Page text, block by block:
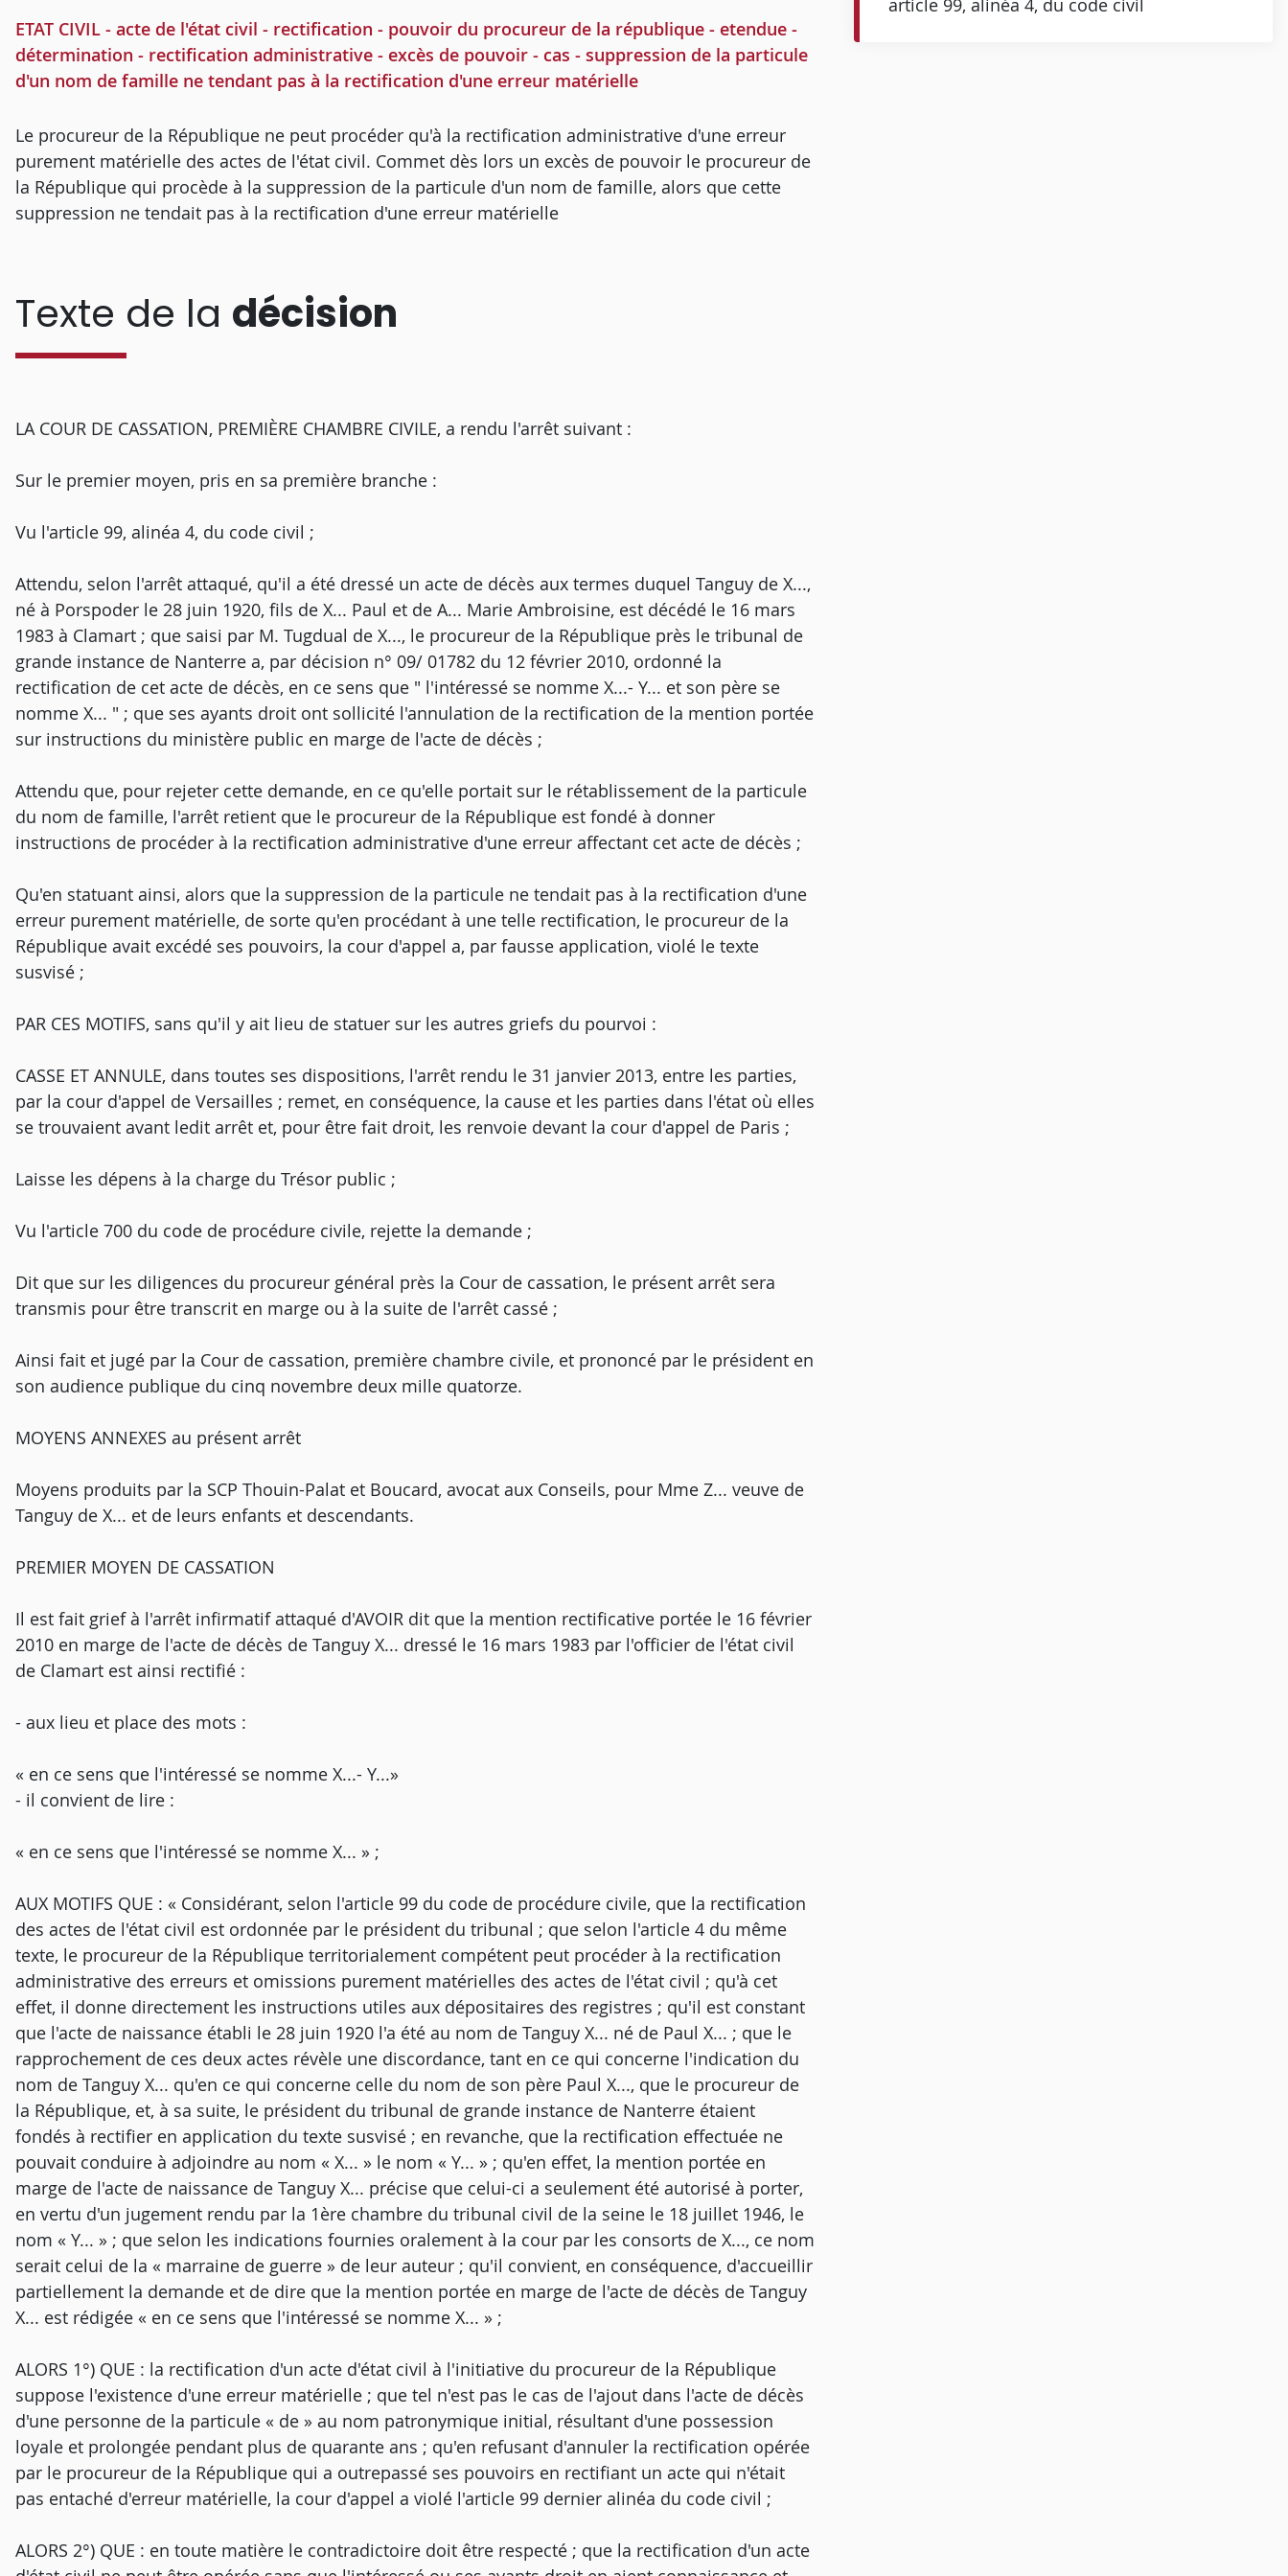
ETAT CIVIL - acte de l'état civil - rectification - pouvoir du procureur de la république - etendue -
détermination - rectification administrative - excès de pouvoir - cas - suppression de la particule
d'un nom de famille ne tendant pas à la rectification d'une erreur matérielle
Le procureur de la République ne peut procéder qu'à la rectification administrative d'une erreur
purement matérielle des actes de l'état civil. Commet dès lors un excès de pouvoir le procureur de
la République qui procède à la suppression de la particule d'un nom de famille, alors que cette
suppression ne tendait pas à la rectification d'une erreur matérielle
Texte de la décision
LA COUR DE CASSATION, PREMIÈRE CHAMBRE CIVILE, a rendu l'arrêt suivant :
Sur le premier moyen, pris en sa première branche :
Vu l'article 99, alinéa 4, du code civil ;
Attendu, selon l'arrêt attaqué, qu'il a été dressé un acte de décès aux termes duquel Tanguy de X...,
né à Porspoder le 28 juin 1920, fils de X... Paul et de A... Marie Ambroisine, est décédé le 16 mars
1983 à Clamart ; que saisi par M. Tugdual de X..., le procureur de la République près le tribunal de
grande instance de Nanterre a, par décision n° 09/ 01782 du 12 février 2010, ordonné la
rectification de cet acte de décès, en ce sens que " l'intéressé se nomme X...- Y... et son père se
nomme X... " ; que ses ayants droit ont sollicité l'annulation de la rectification de la mention portée
sur instructions du ministère public en marge de l'acte de décès ;
Attendu que, pour rejeter cette demande, en ce qu'elle portait sur le rétablissement de la particule
du nom de famille, l'arrêt retient que le procureur de la République est fondé à donner
instructions de procéder à la rectification administrative d'une erreur affectant cet acte de décès ;
Qu'en statuant ainsi, alors que la suppression de la particule ne tendait pas à la rectification d'une
erreur purement matérielle, de sorte qu'en procédant à une telle rectification, le procureur de la
République avait excédé ses pouvoirs, la cour d'appel a, par fausse application, violé le texte
susvisé ;
PAR CES MOTIFS, sans qu'il y ait lieu de statuer sur les autres griefs du pourvoi :
CASSE ET ANNULE, dans toutes ses dispositions, l'arrêt rendu le 31 janvier 2013, entre les parties,
par la cour d'appel de Versailles ; remet, en conséquence, la cause et les parties dans l'état où elles
se trouvaient avant ledit arrêt et, pour être fait droit, les renvoie devant la cour d'appel de Paris ;
Laisse les dépens à la charge du Trésor public ;
Vu l'article 700 du code de procédure civile, rejette la demande ;
Dit que sur les diligences du procureur général près la Cour de cassation, le présent arrêt sera
transmis pour être transcrit en marge ou à la suite de l'arrêt cassé ;
Ainsi fait et jugé par la Cour de cassation, première chambre civile, et prononcé par le président en
son audience publique du cinq novembre deux mille quatorze.
MOYENS ANNEXES au présent arrêt
Moyens produits par la SCP Thouin-Palat et Boucard, avocat aux Conseils, pour Mme Z... veuve de
Tanguy de X... et de leurs enfants et descendants.
PREMIER MOYEN DE CASSATION
Il est fait grief à l'arrêt infirmatif attaqué d'AVOIR dit que la mention rectificative portée le 16 février
2010 en marge de l'acte de décès de Tanguy X... dressé le 16 mars 1983 par l'officier de l'état civil
de Clamart est ainsi rectifié :
- aux lieu et place des mots :
« en ce sens que l'intéressé se nomme X...- Y...»
- il convient de lire :
« en ce sens que l'intéressé se nomme X... » ;
AUX MOTIFS QUE : « Considérant, selon l'article 99 du code de procédure civile, que la rectification
des actes de l'état civil est ordonnée par le président du tribunal ; que selon l'article 4 du même
texte, le procureur de la République territorialement compétent peut procéder à la rectification
administrative des erreurs et omissions purement matérielles des actes de l'état civil ; qu'à cet
effet, il donne directement les instructions utiles aux dépositaires des registres ; qu'il est constant
que l'acte de naissance établi le 28 juin 1920 l'a été au nom de Tanguy X... né de Paul X... ; que le
rapprochement de ces deux actes révèle une discordance, tant en ce qui concerne l'indication du
nom de Tanguy X... qu'en ce qui concerne celle du nom de son père Paul X..., que le procureur de
la République, et, à sa suite, le président du tribunal de grande instance de Nanterre étaient
fondés à rectifier en application du texte susvisé ; en revanche, que la rectification effectuée ne
pouvait conduire à adjoindre au nom « X... » le nom « Y... » ; qu'en effet, la mention portée en
marge de l'acte de naissance de Tanguy X... précise que celui-ci a seulement été autorisé à porter,
en vertu d'un jugement rendu par la 1ère chambre du tribunal civil de la seine le 18 juillet 1946, le
nom « Y... » ; que selon les indications fournies oralement à la cour par les consorts de X..., ce nom
serait celui de la « marraine de guerre » de leur auteur ; qu'il convient, en conséquence, d'accueillir
partiellement la demande et de dire que la mention portée en marge de l'acte de décès de Tanguy
X... est rédigée « en ce sens que l'intéressé se nomme X... » ;
ALORS 1°) QUE : la rectification d'un acte d'état civil à l'initiative du procureur de la République
suppose l'existence d'une erreur matérielle ; que tel n'est pas le cas de l'ajout dans l'acte de décès
d'une personne de la particule « de » au nom patronymique initial, résultant d'une possession
loyale et prolongée pendant plus de quarante ans ; qu'en refusant d'annuler la rectification opérée
par le procureur de la République qui a outrepassé ses pouvoirs en rectifiant un acte qui n'était
pas entaché d'erreur matérielle, la cour d'appel a violé l'article 99 dernier alinéa du code civil ;
ALORS 2°) QUE : en toute matière le contradictoire doit être respecté ; que la rectification d'un acte
article 99, alinéa 4, du code civil